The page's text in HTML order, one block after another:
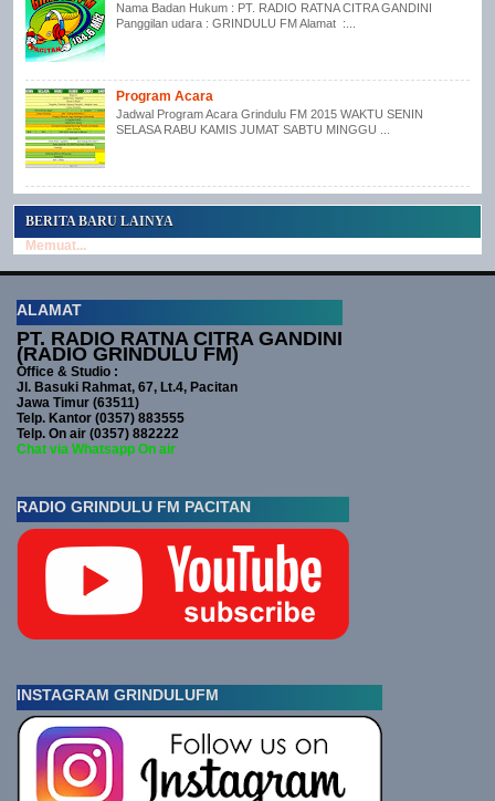
Nama Badan Hukum : PT. RADIO RATNA CITRA GANDINI
Panggilan udara : GRINDULU FM Alamat :...
Program Acara
Jadwal Program Acara Grindulu FM 2015 WAKTU SENIN
SELASA RABU KAMIS JUMAT SABTU MINGGU ...
BERITA BARU LAINYA
Memuat...
ALAMAT
PT. RADIO RATNA CITRA GANDINI
(RADIO GRINDULU FM)
Office & Studio :
Jl. Basuki Rahmat, 67, Lt.4, Pacitan
Jawa Timur (63511)
Telp. Kantor (0357) 883555
Telp. On air (0357) 882222
Chat via Whatsapp On air
RADIO GRINDULU FM PACITAN
INSTAGRAM GRINDULUFM